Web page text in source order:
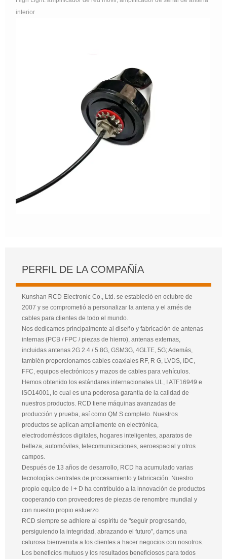
interior
PERFIL DE LA COMPAÑÍA
Kunshan RCD Electronic Co., Ltd. se estableció en octubre de
2007 y se comprometió a personalizar la antena y el arnés de
cables para clientes de todo el mundo.
Nos dedicamos principalmente al diseño y fabricación de antenas
internas (PCB / FPC / piezas de hierro), antenas externas,
incluidas antenas 2G 2.4 / 5.8G, GSM3G, 4GLTE, 5G; Además,
también proporcionamos cables coaxiales RF, R G, LVDS, IDC,
FFC, equipos electrónicos y mazos de cables para vehículos.
Hemos obtenido los estándares internacionales UL, I ATF16949 e
ISO14001, lo cual es una poderosa garantía de la calidad de
nuestros productos. RCD tiene máquinas avanzadas de
producción y prueba, así como QM S completo. Nuestros
productos se aplican ampliamente en electrónica,
electrodomésticos digitales, hogares inteligentes, aparatos de
belleza, automóviles, telecomunicaciones, aeroespacial y otros
campos.
Después de 13 años de desarrollo, RCD ha acumulado varias
tecnologías centrales de procesamiento y fabricación. Nuestro
propio equipo de I + D ha contribuido a la innovación de productos
cooperando con proveedores de piezas de renombre mundial y
con nuestro propio esfuerzo.
RCD siempre se adhiere al espíritu de "seguir progresando,
persiguiendo la integridad, abrazando el futuro", damos una
calurosa bienvenida a los clientes a hacer negocios con nosotros.
Los beneficios mutuos y los resultados beneficiosos para todos